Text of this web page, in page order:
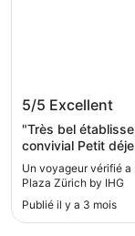
Crowne
5/5 Excellent
"Très bel
convivial
Un voyageur vérifié a
Plaza Zürich by IHG
Publié il y a 3 mois